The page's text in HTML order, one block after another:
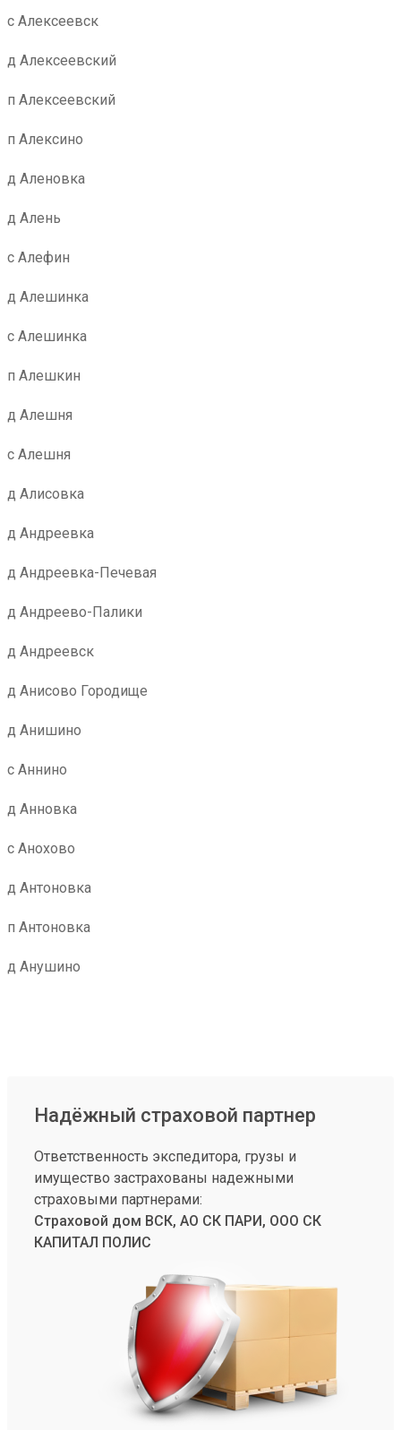
с Алексеевск
д Алексеевский
п Алексеевский
п Алексино
д Аленовка
д Алень
с Алефин
д Алешинка
с Алешинка
п Алешкин
д Алешня
с Алешня
д Алисовка
д Андреевка
д Андреевка-Печевая
д Андреево-Палики
д Андреевск
д Анисово Городище
д Анишино
с Аннино
д Анновка
с Анохово
д Антоновка
п Антоновка
д Анушино
Надёжный страховой партнер
Ответственность экспедитора, грузы и
имущество застрахованы надежными
страховыми партнерами:
Страховой дом ВСК, АО СК ПАРИ, ООО СК
КАПИТАЛ ПОЛИС